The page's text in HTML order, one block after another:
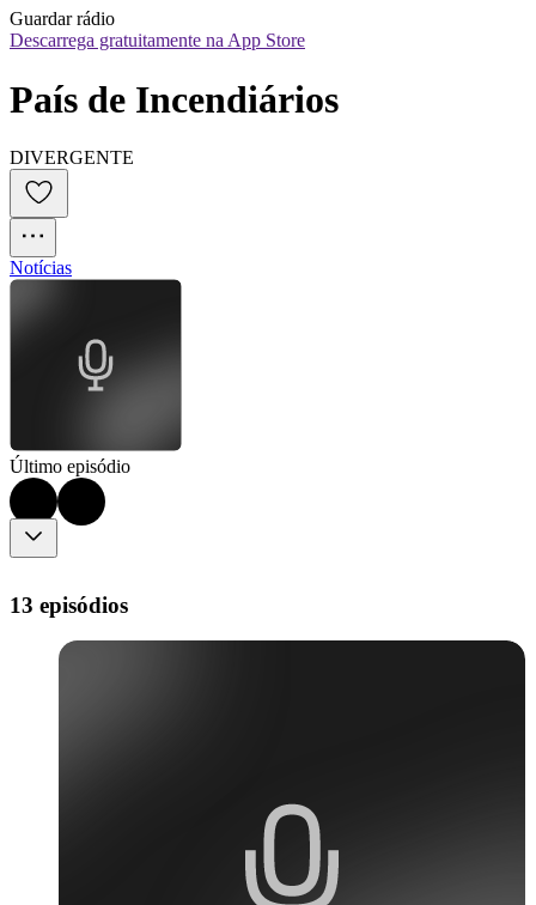
Guardar rádio
Descarrega gratuitamente na App Store
País de Incendiários
DIVERGENTE
Notícias
Último episódio
13 episódios